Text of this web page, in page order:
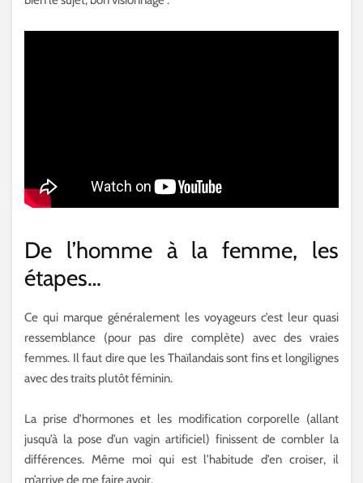
De l’homme à la femme, les
étapes…
Ce qui marque généralement les voyageurs c’est leur quasi
ressemblance (pour pas dire complète) avec des vraies
femmes. Il faut dire que les Thaïlandais sont fins et longilignes
avec des traits plutôt féminin.
La prise d’hormones et les modification corporelle (allant
jusqu’à la pose d’un vagin artificiel) finissent de combler la
différences. Même moi qui est l’habitude d’en croiser, il
m’arrive de me faire avoir.